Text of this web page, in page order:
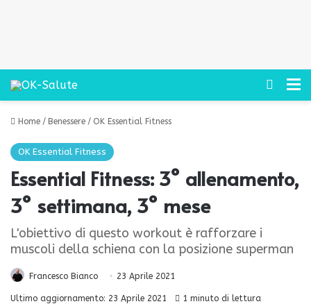
Cerca
Home / Benessere / OK Essential Fitness
OK Essential Fitness
Essential Fitness: 3° allenamento,
3° settimana, 3° mese
L'obiettivo di questo workout è rafforzare i
muscoli della schiena con la posizione superman
Francesco Bianco 23 Aprile 2021
Ultimo aggiornamento: 23 Aprile 2021 1 minuto di lettura